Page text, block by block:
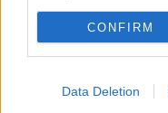
CONFIRM
Data Deletion